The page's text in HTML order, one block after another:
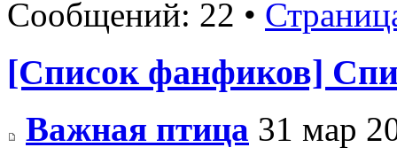
Сообщений: 22 •
[Список фанфиков]
Важная птица 31 мар